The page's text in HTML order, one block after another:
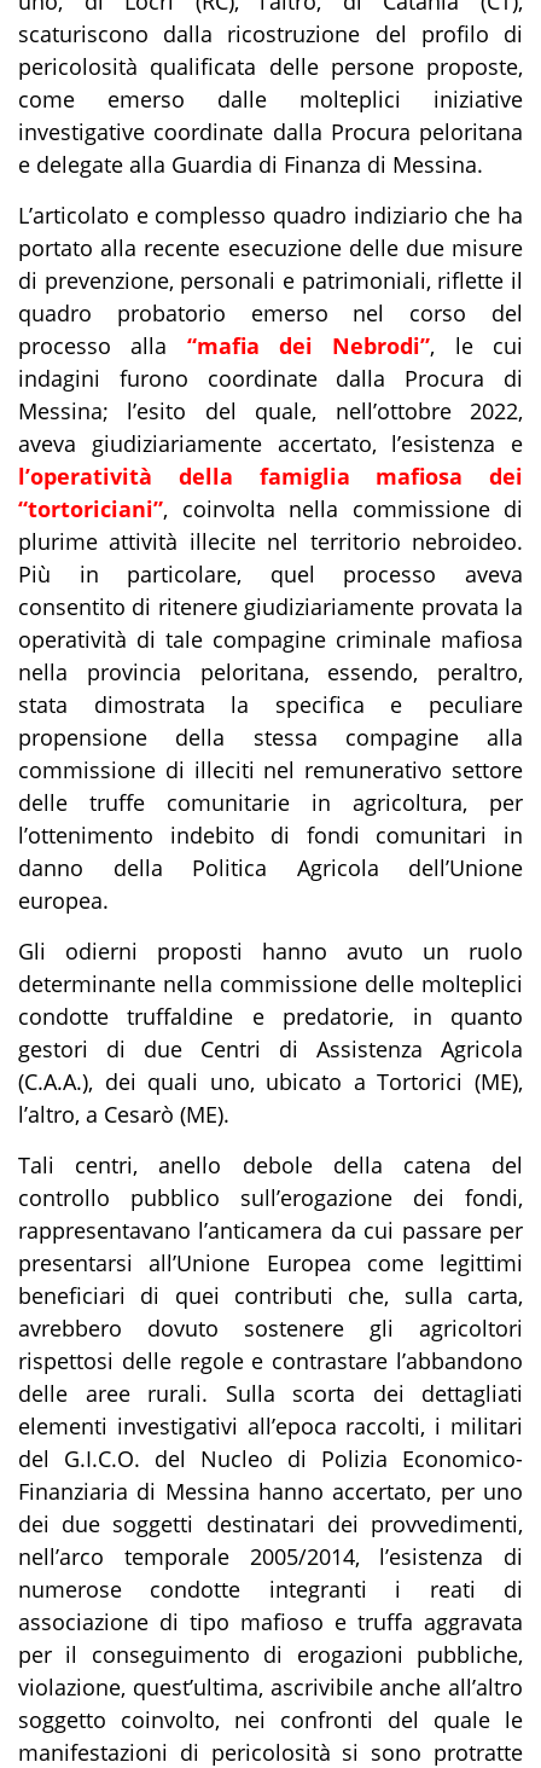
scaturiscono dalla ricostruzione del profilo di
pericolosità qualificata delle persone proposte,
come emerso dalle molteplici iniziative
investigative coordinate dalla Procura peloritana
e delegate alla Guardia di Finanza di Messina.
L’articolato e complesso quadro indiziario che ha
portato alla recente esecuzione delle due misure
di prevenzione, personali e patrimoniali, riflette il
quadro probatorio emerso nel corso del
processo alla “mafia dei Nebrodi”, le cui
indagini furono coordinate dalla Procura di
Messina; l’esito del quale, nell’ottobre 2022,
aveva giudiziariamente accertato, l’esistenza e
l’operatività della famiglia mafiosa dei
“tortoriciani”, coinvolta nella commissione di
plurime attività illecite nel territorio nebroideo.
Più in particolare, quel processo aveva
consentito di ritenere giudiziariamente provata la
operatività di tale compagine criminale mafiosa
nella provincia peloritana, essendo, peraltro,
stata dimostrata la specifica e peculiare
propensione della stessa compagine alla
commissione di illeciti nel remunerativo settore
delle truffe comunitarie in agricoltura, per
l’ottenimento indebito di fondi comunitari in
danno della Politica Agricola dell’Unione
europea.
Gli odierni proposti hanno avuto un ruolo
determinante nella commissione delle molteplici
condotte truffaldine e predatorie, in quanto
gestori di due Centri di Assistenza Agricola
(C.A.A.), dei quali uno, ubicato a Tortorici (ME),
l’altro, a Cesarò (ME).
Tali centri, anello debole della catena del
controllo pubblico sull’erogazione dei fondi,
rappresentavano l’anticamera da cui passare per
presentarsi all’Unione Europea come legittimi
beneficiari di quei contributi che, sulla carta,
avrebbero dovuto sostenere gli agricoltori
rispettosi delle regole e contrastare l’abbandono
delle aree rurali. Sulla scorta dei dettagliati
elementi investigativi all’epoca raccolti, i militari
del G.I.C.O. del Nucleo di Polizia Economico-
Finanziaria di Messina hanno accertato, per uno
dei due soggetti destinatari dei provvedimenti,
nell’arco temporale 2005/2014, l’esistenza di
numerose condotte integranti i reati di
associazione di tipo mafioso e truffa aggravata
per il conseguimento di erogazioni pubbliche,
violazione, quest’ultima, ascrivibile anche all’altro
soggetto coinvolto, nei confronti del quale le
manifestazioni di pericolosità si sono protratte